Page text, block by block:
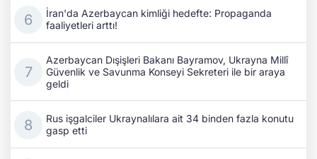
İran'da Azerbaycan kimliği hedefte: Propaganda
faaliyetleri arttı!
Azerbaycan Dışişleri Bakanı Bayramov, Ukrayna Millî
Güvenlik ve Savunma Konseyi Sekreteri ile bir araya
geldi
Rus işgalciler Ukraynalılara ait 34 binden fazla konutu
gasp etti